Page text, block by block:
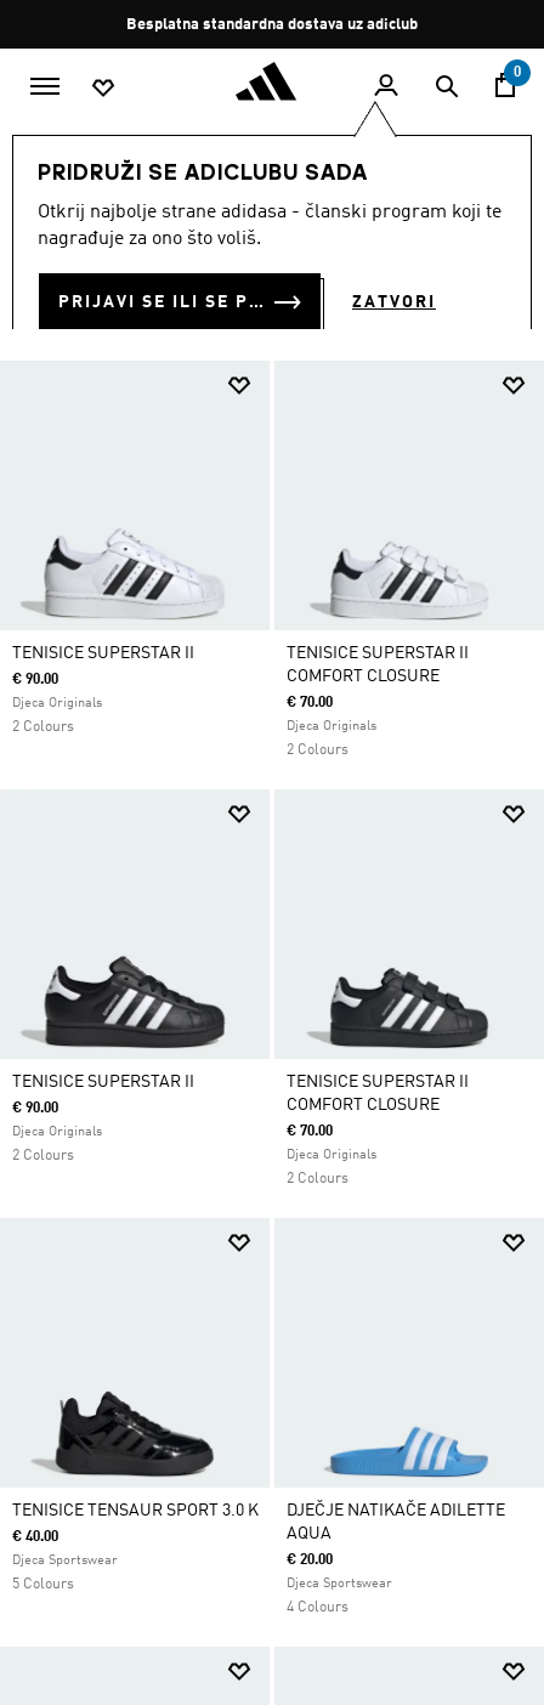
Zaustavi
rotaciju
Besplatna standardna dostava uz adiclub
0
PRIDRUŽI SE ADICLUBU SADA
Otkrij najbolje strane adidasa - članski program koji te
nagrađuje za ono što voliš.
PRIJAVI SE ILI SE PRIDRUŽI SADA ZATVORI
DJECA Obuća
OBUĆA ZA DJECU (916)
TENISICE SUPERSTAR II
€ 90.00
Djeca Originals
2 Colours
TENISICE SUPERSTAR II
COMFORT CLOSURE
€ 70.00
Djeca Originals
2 Colours
TENISICE SUPERSTAR II
€ 90.00
Djeca Originals
2 Colours
TENISICE SUPERSTAR II
COMFORT CLOSURE
€ 70.00
Djeca Originals
2 Colours
TENISICE TENSAUR SPORT 3.0 K
€ 40.00
Djeca Sportswear
5 Colours
DJEČJE NATIKAČE ADILETTE
AQUA
€ 20.00
Djeca Sportswear
4 Colours